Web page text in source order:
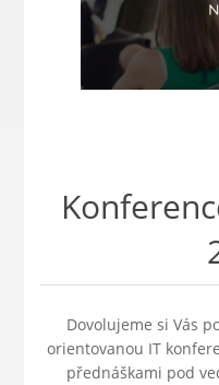
Dovolujeme si Vás
orientovanou IT
přednáškami pod